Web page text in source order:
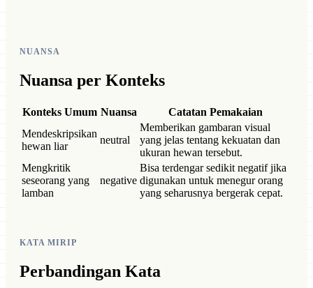
NUANSA
Nuansa per Konteks
Konteks Umum Nuansa
Catatan Pemakaian
Mendeskripsikan
hewan liar
neutral
Memberikan gambaran visual
yang jelas tentang kekuatan dan
ukuran hewan tersebut.
Mengkritik
seseorang yang
lamban
negative
Bisa terdengar sedikit negatif jika
digunakan untuk menegur orang
yang seharusnya bergerak cepat.
KATA MIRIP
Perbandingan Kata